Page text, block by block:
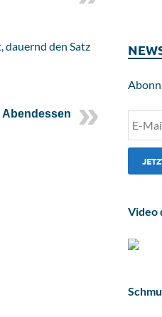
dauernd den Satz
Abendessen
Video